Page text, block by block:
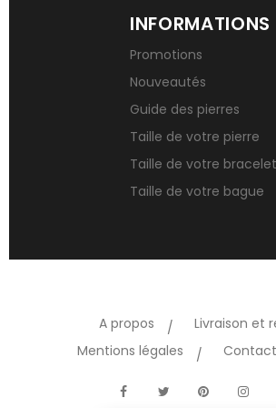
INFORMATIONS
Promotions
Nouveautés
Guide des pierres
Taille de votre pierre
Taille de votre bracelet
Taille de votre bague
A propos
Livraison et
Mentions légales
FacebookTwitter Pinterest